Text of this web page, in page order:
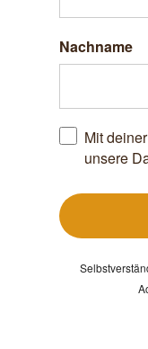
Nachname
Mit
unsere